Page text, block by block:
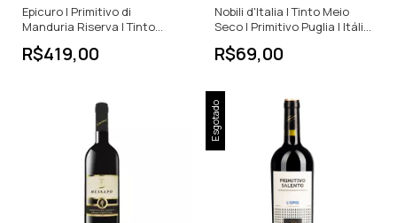
Epicuro | Primitivo di
Manduria Riserva | Tinto
R$419,00
Nobili d'Italia | Tinto Meio
Seco | Primitivo Puglia | Itália
R$69,00
Esgotado